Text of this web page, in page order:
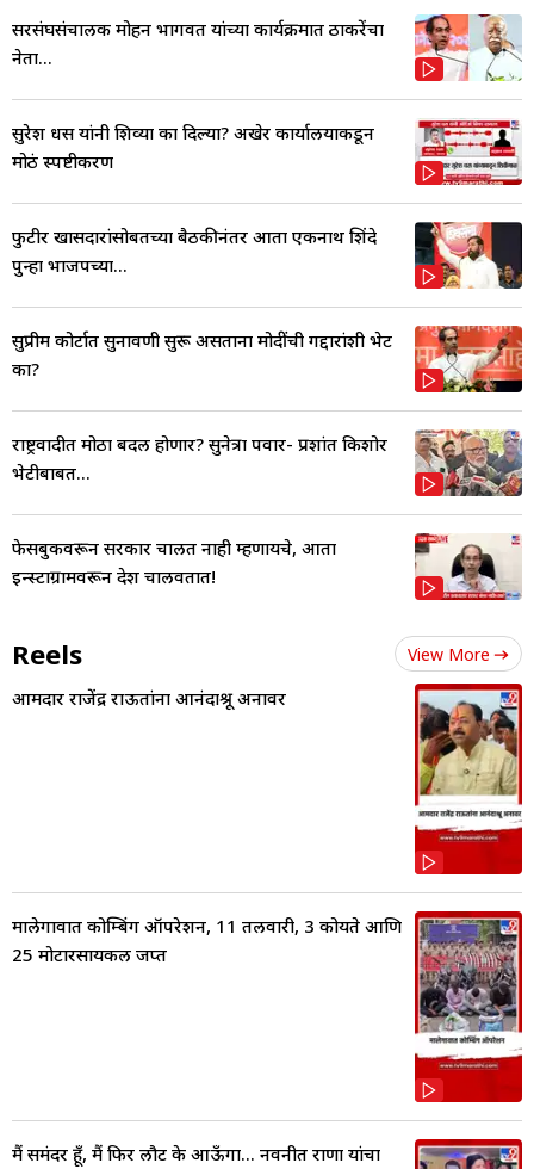
सरसंघसंचालक मोहन भागवत यांच्या कार्यक्रमात ठाकरेंचा
नेता...
सुरेश धस यांनी शिव्या का दिल्या? अखेर कार्यालयाकडून
मोठं स्पष्टीकरण
फुटीर खासदारांसोबतच्या बैठकीनंतर आता एकनाथ शिंदे
पुन्हा भाजपच्या...
सुप्रीम कोर्टात सुनावणी सुरू असताना मोदींची गद्दारांशी भेट
का?
राष्ट्रवादीत मोठा बदल होणार? सुनेत्रा पवार- प्रशांत किशोर
भेटीबाबत...
फेसबुकवरून सरकार चालत नाही म्हणायचे, आता
इन्स्टाग्रामवरून देश चालवतात!
Reels View More
आमदार राजेंद्र राऊतांना आनंदाश्रू अनावर
मालेगावात कोम्बिंग ऑपरेशन, 11 तलवारी, 3 कोयते आणि
25 मोटारसायकल जप्त
मैं समंदर हूँ, मैं फिर लौट के आऊँगा... नवनीत राणा यांचा